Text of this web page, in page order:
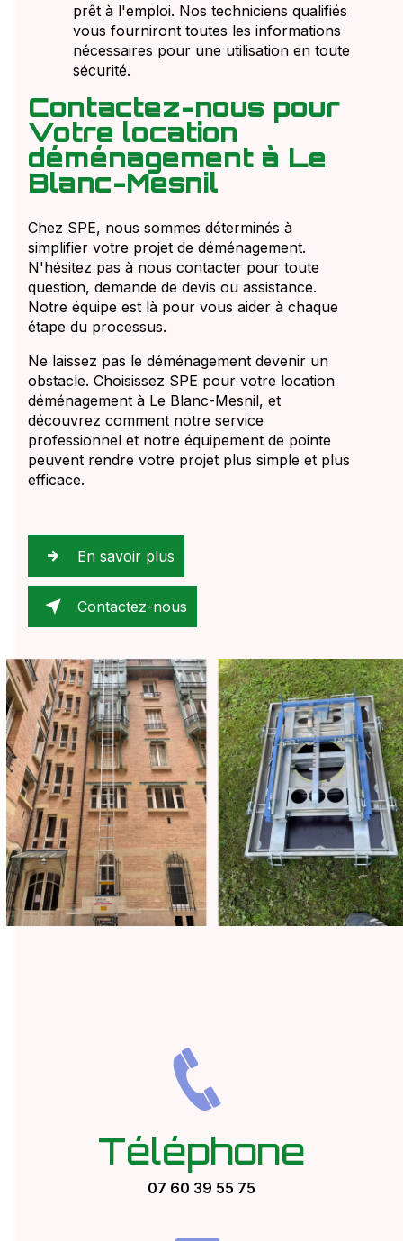
prêt à l'emploi. Nos techniciens qualifiés
vous fourniront toutes les informations
nécessaires pour une utilisation en toute
sécurité.
Contactez-nous pour
Votre location
déménagement à Le
Blanc-Mesnil
Chez SPE, nous sommes déterminés à
simplifier votre projet de déménagement.
N'hésitez pas à nous contacter pour toute
question, demande de devis ou assistance.
Notre équipe est là pour vous aider à chaque
étape du processus.
Ne laissez pas le déménagement devenir un
obstacle. Choisissez SPE pour votre location
déménagement à Le Blanc-Mesnil, et
découvrez comment notre service
professionnel et notre équipement de pointe
peuvent rendre votre projet plus simple et plus
efficace.
En savoir plus
Contactez-nous
Téléphone
07 60 39 55 75